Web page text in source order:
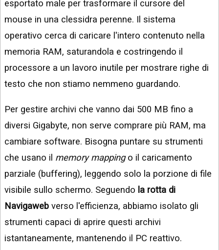
esportato male per trasformare il cursore del
mouse in una clessidra perenne. Il sistema
operativo cerca di caricare l'intero contenuto nella
memoria RAM, saturandola e costringendo il
processore a un lavoro inutile per mostrare righe di
testo che non stiamo nemmeno guardando.
Per gestire archivi che vanno dai 500 MB fino a
diversi Gigabyte, non serve comprare più RAM, ma
cambiare software. Bisogna puntare su strumenti
che usano il memory mappingo il caricamento
parziale (buffering), leggendo solo la porzione di file
visibile sullo schermo. Seguendo la rotta di
Navigaweb verso l'efficienza, abbiamo isolato gli
strumenti capaci di aprire questi archivi
istantaneamente, mantenendo il PC reattivo.